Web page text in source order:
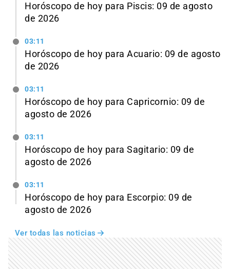
Horóscopo de hoy para Piscis: 09 de agosto
de 2026
03:11
Horóscopo de hoy para Acuario: 09 de agosto
de 2026
03:11
Horóscopo de hoy para Capricornio: 09 de
agosto de 2026
03:11
Horóscopo de hoy para Sagitario: 09 de
agosto de 2026
03:11
Horóscopo de hoy para Escorpio: 09 de
agosto de 2026
Ver todas las noticias